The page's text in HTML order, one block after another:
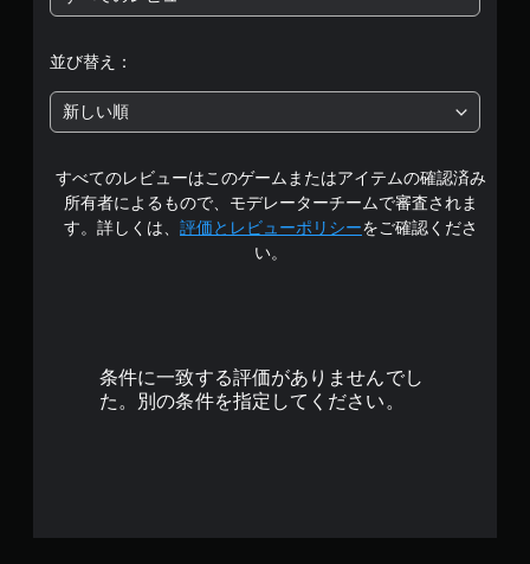
は
段
階
中
の
並び替え：
新しい順
すべてのレビューはこのゲームまたはアイテムの確認済み
所有者によるもので、モデレーターチームで審査されま
す。詳しくは、 評価とレビューポリシーをご確認くださ
い。
条件に一致する評価がありませんでし
た。別の条件を指定してください。